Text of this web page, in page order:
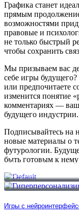
Графика станет
прямым
возможностями
правовые и
не только быстрый
чтобы сохранить
Мы призываем вас
себе игры
или предпочитаете
изменится понятие
комментариях — ваш
будущего индустрии.
Подписывайтесь на
новые материалы о
футурологии.
быть готовым к
Игры с
Игры с